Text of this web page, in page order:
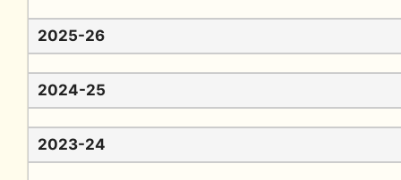
2025-26
2024-25
2023-24